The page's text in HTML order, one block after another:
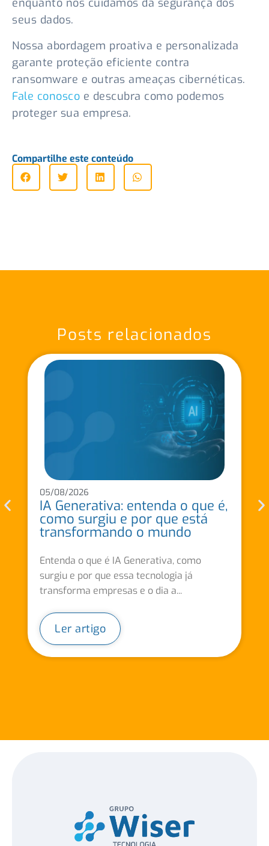
enquanto nós cuidamos da segurança dos
seus dados.
Nossa abordagem proativa e personalizada
garante proteção eficiente contra
ransomware e outras ameaças cibernéticas.
Fale conosco e descubra como podemos
proteger sua empresa.
Compartilhe este conteúdo
Posts relacionados
05/08/2026
IA Generativa: entenda o que é,
como surgiu e por que está
transformando o mundo
Entenda o que é IA Generativa, como
surgiu e por que essa tecnologia já
transforma empresas e o dia a...
Ler artigo